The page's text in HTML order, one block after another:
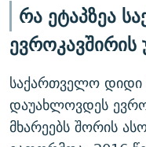
რა ეტაპზეა
საქართველო დიდი
დაუახლოვდეს
მხარეებს შორის